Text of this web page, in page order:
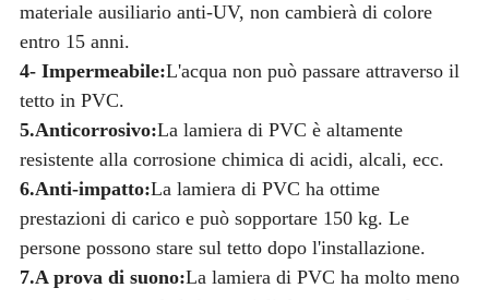
materiale ausiliario anti-UV, non cambierà di colore
entro 15 anni.
4- Impermeabile:L'acqua non può passare attraverso il
tetto in PVC.
5.Anticorrosivo:La lamiera di PVC è altamente
resistente alla corrosione chimica di acidi, alcali, ecc.
6.Anti-impatto:La lamiera di PVC ha ottime
prestazioni di carico e può sopportare 150 kg. Le
persone possono stare sul tetto dopo l'installazione.
7.A prova di suono:La lamiera di PVC ha molto meno